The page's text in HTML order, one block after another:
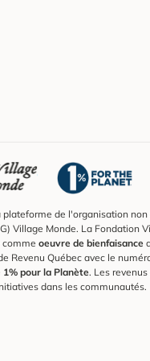
plateforme de l'organisation
Village Monde. La Fondation
oeuvre de bienfaisance
Revenu Québec avec le
1% pour la Planète. Les
dans les communautés.